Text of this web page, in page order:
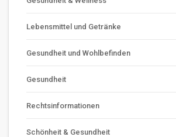
Lebensmittel und Getränke
Gesundheit und Wohlbefinden
Gesundheit
Rechtsinformationen
Schönheit & Gesundheit